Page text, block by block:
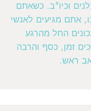
וכיו"ב. כשאתם
אתם מגיעים לאנשי
החל מהרגע
זמן, כסף והרבה
ראש.